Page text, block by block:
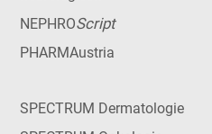
NEPHROScript
PHARMAustria
SPECTRUM Dermatologie